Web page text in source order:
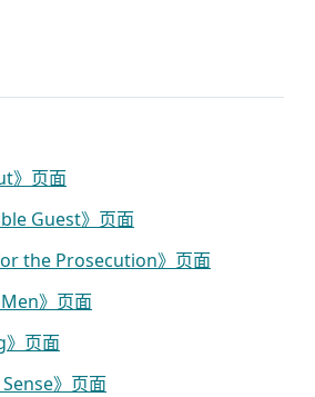
》页面
Guest》页面
the Prosecution》页面
》页面
页面
》页面